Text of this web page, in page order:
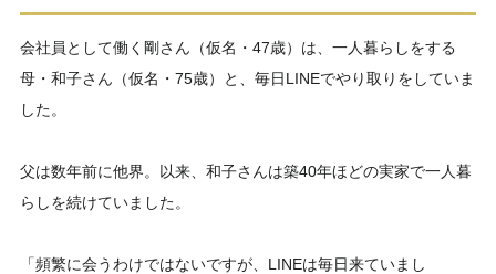
会社員として働く剛さん（仮名・47歳）は、一人暮らしをする
母・和子さん（仮名・75歳）と、毎日LINEでやり取りをしていま
した。
父は数年前に他界。以来、和子さんは築40年ほどの実家で一人暮
らしを続けていました。
「頻繁に会うわけではないですが、LINEは毎日来ていまし